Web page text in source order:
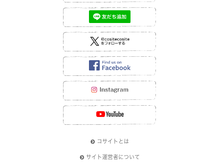
コサイトとは
サイト運営者について